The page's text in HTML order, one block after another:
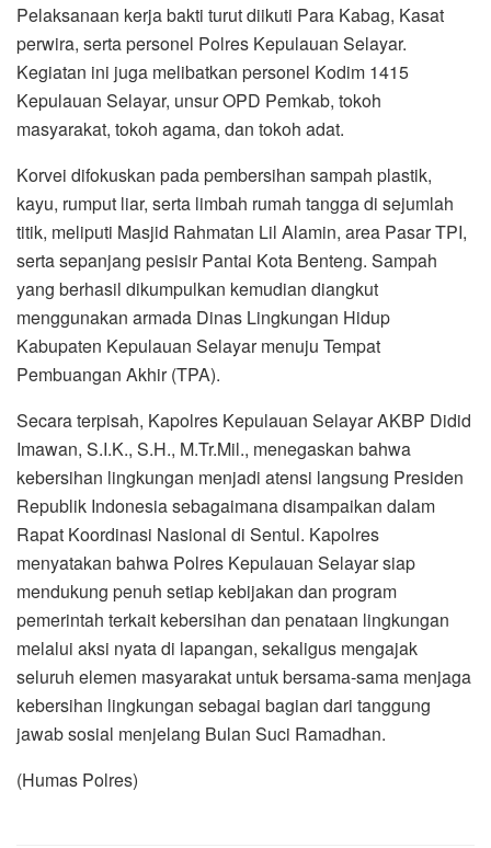
Pelaksanaan kerja bakti turut diikuti Para Kabag, Kasat
perwira, serta personel Polres Kepulauan Selayar.
Kegiatan ini juga melibatkan personel Kodim 1415
Kepulauan Selayar, unsur OPD Pemkab, tokoh
masyarakat, tokoh agama, dan tokoh adat.
Korvei difokuskan pada pembersihan sampah plastik,
kayu, rumput liar, serta limbah rumah tangga di sejumlah
titik, meliputi Masjid Rahmatan Lil Alamin, area Pasar TPI,
serta sepanjang pesisir Pantai Kota Benteng. Sampah
yang berhasil dikumpulkan kemudian diangkut
menggunakan armada Dinas Lingkungan Hidup
Kabupaten Kepulauan Selayar menuju Tempat
Pembuangan Akhir (TPA).
Secara terpisah, Kapolres Kepulauan Selayar AKBP Didid
Imawan, S.I.K., S.H., M.Tr.Mil., menegaskan bahwa
kebersihan lingkungan menjadi atensi langsung Presiden
Republik Indonesia sebagaimana disampaikan dalam
Rapat Koordinasi Nasional di Sentul. Kapolres
menyatakan bahwa Polres Kepulauan Selayar siap
mendukung penuh setiap kebijakan dan program
pemerintah terkait kebersihan dan penataan lingkungan
melalui aksi nyata di lapangan, sekaligus mengajak
seluruh elemen masyarakat untuk bersama-sama menjaga
kebersihan lingkungan sebagai bagian dari tanggung
jawab sosial menjelang Bulan Suci Ramadhan.
(Humas Polres)